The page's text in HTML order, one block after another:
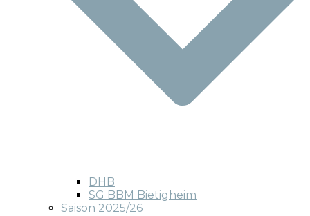
DHB
SG BBM Bietigheim
Saison 2025/26